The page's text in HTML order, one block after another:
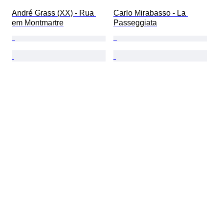
André Grass (XX) - Rua
em Montmartre
Carlo Mirabasso - La
Passeggiata